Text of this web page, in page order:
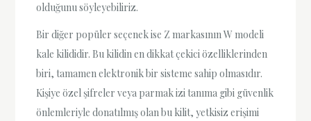
olduğunu söyleyebiliriz.
Bir diğer popüler seçenek ise Z markasının W modeli
kale kilididir. Bu kilidin en dikkat çekici özelliklerinden
biri, tamamen elektronik bir sisteme sahip olmasıdır.
Kişiye özel şifreler veya parmak izi tanıma gibi güvenlik
önlemleriyle donatılmış olan bu kilit, yetkisiz erişimi